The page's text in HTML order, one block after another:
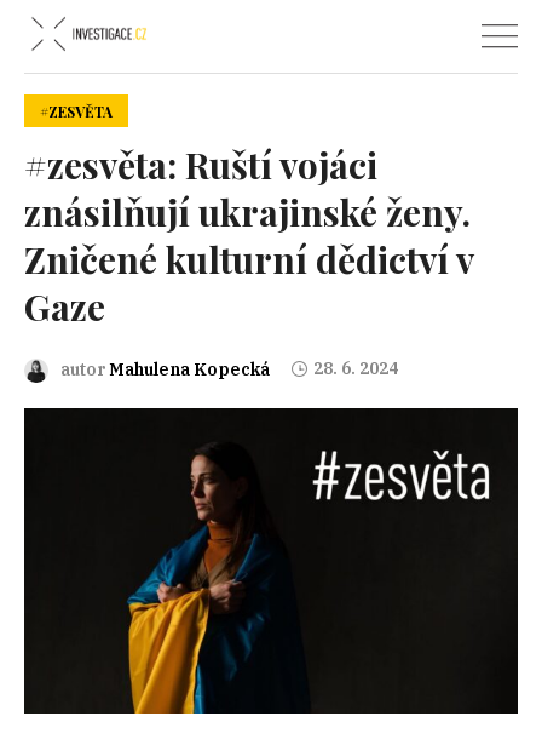
#ZESVĚTA
#zesvěta: Ruští vojáci
znásilňují ukrajinské ženy.
Zničené kulturní dědictví v
Gaze
autorMahulena Kopecká 28. 6. 2024